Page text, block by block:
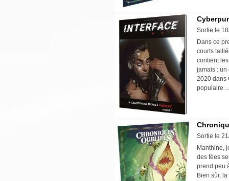
Sortie le
Dans ce
courts
contient
jamais : un
2020 dans
populaire
Sortie le
Manthine,
des fées
prend peu
Bien sûr,